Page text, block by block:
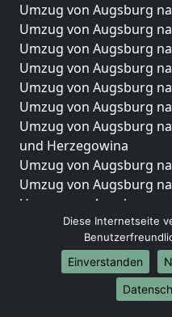
Umzug von Augsburg
Umzug von Augsburg
Umzug von Augsburg
Umzug von Augsburg
Umzug von Augsburg
Umzug von Augsburg
Umzug von Augsburg
und Herzegowina
Umzug von Augsburg
Umzug von Augsburg
Umzug von Augsburg
Umzug von Augsburg
Umzug von Augsburg
Umzug von Augsburg
Umzug von Augsburg
Umzug von Augsburg
Diese Internetseite
Einverstanden